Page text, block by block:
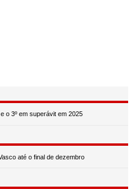
o 3º em superávit em 2025
até o final de dezembro